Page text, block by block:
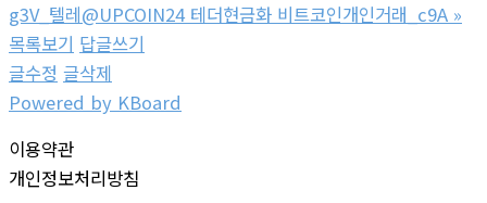
g3V_텔레@UPCOIN24 테더현금화 비트코인개인거래_c9A »
목록보기 답글쓰기
글수정 글삭제
Powered by KBoard
이용약관
개인정보처리방침